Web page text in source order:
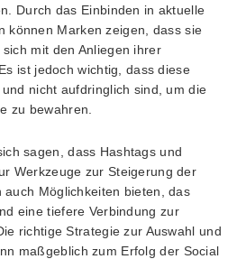
Durch das Einbinden in aktuelle
können Marken zeigen, dass sie
mit den Anliegen ihrer
ist jedoch wichtig, dass diese
nicht aufdringlich sind, um die
zu bewahren.
sagen, dass Hashtags und
Werkzeuge zur Steigerung der
Möglichkeiten bieten, das
eine tiefere Verbindung zur
richtige Strategie zur Auswahl und
maßgeblich zum Erfolg der Social